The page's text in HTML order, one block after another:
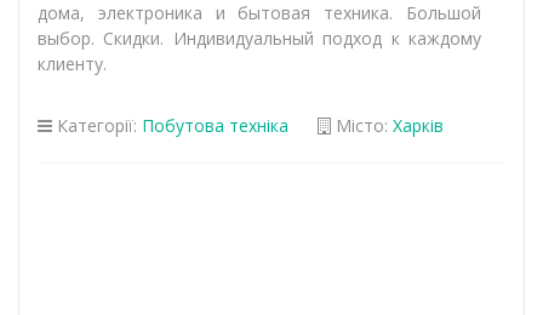
дома, электроника и бытовая техника. Большой
выбор. Скидки. Индивидуальный подход к каждому
клиенту.
Категорії: Побутова техніка Місто: Харків